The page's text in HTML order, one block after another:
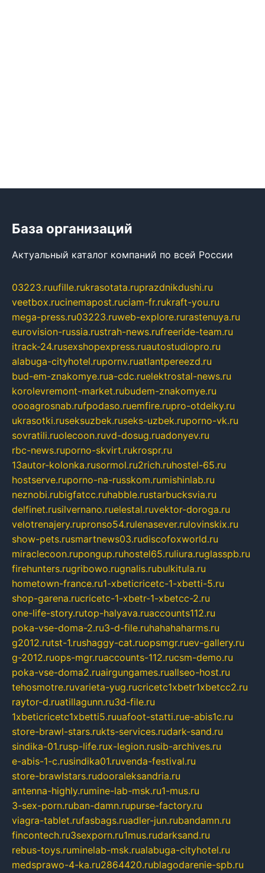
База организаций
Актуальный каталог компаний по всей России
03223.ruufille.rukrasotata.ruprazdnikdushi.ru
veetbox.rucinemapost.ruciam-fr.rukraft-you.ru
mega-press.ru03223.ruweb-explore.rurastenuya.ru
eurovision-russia.rustrah-news.rufreeride-team.ru
itrack-24.rusexshopexpress.ruautostudiopro.ru
alabuga-cityhotel.rupornv.ruatlantpereezd.ru
bud-em-znakomye.rua-cdc.ruelektrostal-news.ru
korolevremont-market.rubudem-znakomye.ru
oooagrosnab.rufpodaso.ruemfire.rupro-otdelky.ru
ukrasotki.ruseksuzbek.ruseks-uzbek.ruporno-vk.ru
sovratili.ruolecoon.ruvd-dosug.ruadonyev.ru
rbc-news.ruporno-skvirt.rukrospr.ru
13autor-kolonka.rusormol.ru2rich.ruhostel-65.ru
hostserve.ruporno-na-russkom.rumishinlab.ru
neznobi.rubigfatcc.ruhabble.rustarbucksvia.ru
delfinet.rusilvernano.ruelestal.ruvektor-doroga.ru
velotrenajery.rupronso54.rulenasever.rulovinskix.ru
show-pets.rusmartnews03.rudiscofoxworld.ru
miraclecoon.rupongup.ruhostel65.ruliura.ruglasspb.ru
firehunters.rugribowo.rugnalis.rubulkitula.ru
hometown-france.ru1-xbeticricetc-1-xbetti-5.ru
shop-garena.rucricetc-1-xbetr-1-xbetcc-2.ru
one-life-story.rutop-halyava.ruaccounts112.ru
poka-vse-doma-2.ru3-d-file.ruhahahaharms.ru
g2012.rutst-1.rushaggy-cat.ruopsmgr.ruev-gallery.ru
g-2012.ruops-mgr.ruaccounts-112.rucsm-demo.ru
poka-vse-doma2.ruairgungames.ruallseo-host.ru
tehosmotre.ruvarieta-yug.rucricetc1xbetr1xbetcc2.ru
raytor-d.ruatillagunn.ru3d-file.ru
1xbeticricetc1xbetti5.ruuafoot-statti.rue-abis1c.ru
store-brawl-stars.rukts-services.rudark-sand.ru
sindika-01.rusp-life.rux-legion.rusib-archives.ru
e-abis-1-c.rusindika01.ruvenda-festival.ru
store-brawlstars.rudooraleksandria.ru
antenna-highly.rumine-lab-msk.ru1-mus.ru
3-sex-porn.ruban-damn.rupurse-factory.ru
viagra-tablet.rufasbags.ruadler-jun.rubandamn.ru
fincontech.ru3sexporn.ru1mus.rudarksand.ru
rebus-toys.ruminelab-msk.rualabuga-cityhotel.ru
medsprawo-4-ka.ru2864420.rublagodarenie-spb.ru